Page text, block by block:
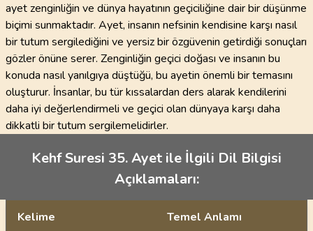
ayet zenginliğin ve dünya hayatının geçiciliğine dair bir düşünme
biçimi sunmaktadır. Ayet, insanın nefsinin kendisine karşı nasıl
bir tutum sergilediğini ve yersiz bir özgüvenin getirdiği sonuçları
gözler önüne serer. Zenginliğin geçici doğası ve insanın bu
konuda nasıl yanılgıya düştüğü, bu ayetin önemli bir temasını
oluşturur. İnsanlar, bu tür kıssalardan ders alarak kendilerini
daha iyi değerlendirmeli ve geçici olan dünyaya karşı daha
dikkatli bir tutum sergilemelidirler.
Kehf Suresi 35. Ayet ile İlgili Dil Bilgisi
Açıklamaları:
Kelime Temel Anlamı